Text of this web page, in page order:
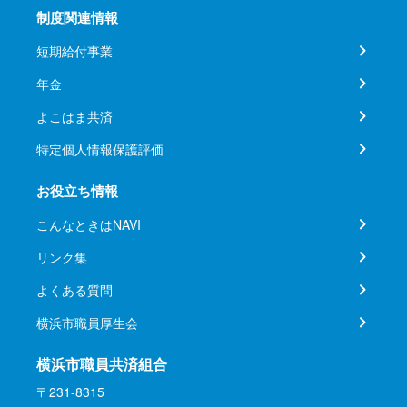
制度関連情報
短期給付事業
年金
よこはま共済
特定個人情報保護評価
お役立ち情報
こんなときはNAVI
リンク集
よくある質問
横浜市職員厚生会
横浜市職員共済組合
〒231-8315